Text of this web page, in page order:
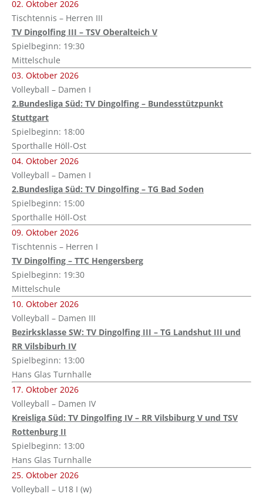
02. Oktober 2026
Tischtennis – Herren III
TV Dingolfing III – TSV Oberalteich V
Spielbeginn: 19:30
Mittelschule
03. Oktober 2026
Volleyball – Damen I
2.Bundesliga Süd: TV Dingolfing – Bundesstützpunkt
Stuttgart
Spielbeginn: 18:00
Sporthalle Höll-Ost
04. Oktober 2026
Volleyball – Damen I
2.Bundesliga Süd: TV Dingolfing – TG Bad Soden
Spielbeginn: 15:00
Sporthalle Höll-Ost
09. Oktober 2026
Tischtennis – Herren I
TV Dingolfing – TTC Hengersberg
Spielbeginn: 19:30
Mittelschule
10. Oktober 2026
Volleyball – Damen III
Bezirksklasse SW: TV Dingolfing III – TG Landshut III und
RR Vilsbiburh IV
Spielbeginn: 13:00
Hans Glas Turnhalle
17. Oktober 2026
Volleyball – Damen IV
Kreisliga Süd: TV Dingolfing IV – RR Vilsbiburg V und TSV
Rottenburg II
Spielbeginn: 13:00
Hans Glas Turnhalle
25. Oktober 2026
Volleyball – U18 I (w)